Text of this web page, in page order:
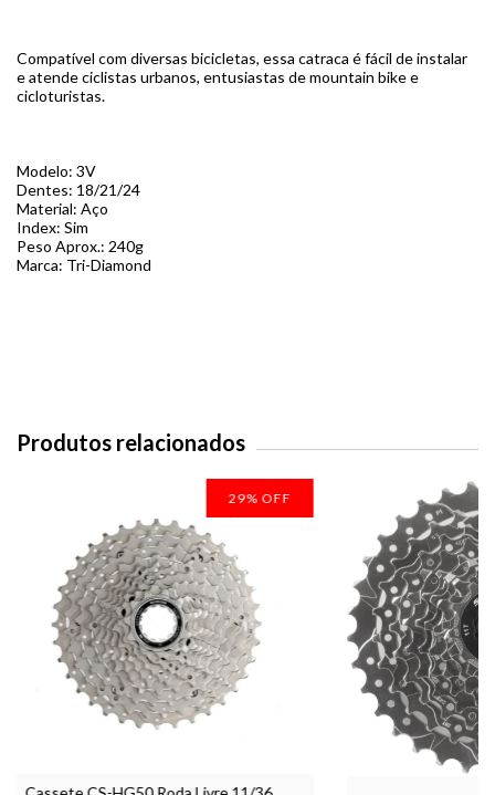
Compatível com diversas bicicletas, essa catraca é fácil de instalar
e atende ciclistas urbanos, entusiastas de mountain bike e
cicloturistas.
Modelo: 3V
Dentes: 18/21/24
Material: Aço
Index: Sim
Peso Aprox.: 240g
Marca: Tri-Diamond
Produtos relacionados
29% OFF